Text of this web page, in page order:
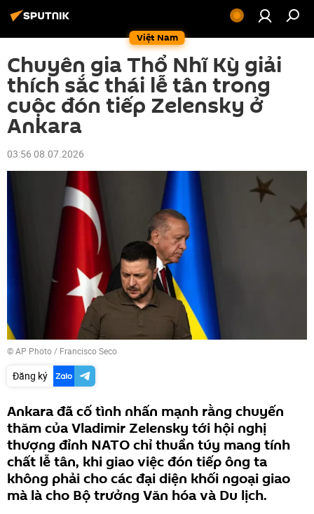
Việt Nam
Chuyên gia Thổ Nhĩ Kỳ giải
thích sắc thái lễ tân trong
cuộc đón tiếp Zelensky ở
Ankara
03:56 08.07.2026
© AP Photo / Francisco Seco
Đăng ký
Ankara đã cố tình nhấn mạnh rằng chuyến
thăm của Vladimir Zelensky tới hội nghị
thượng đỉnh NATO chỉ thuần túy mang tính
chất lễ tân, khi giao việc đón tiếp ông ta
không phải cho các đại diện khối ngoại giao
mà là cho Bộ trưởng Văn hóa và Du lịch.